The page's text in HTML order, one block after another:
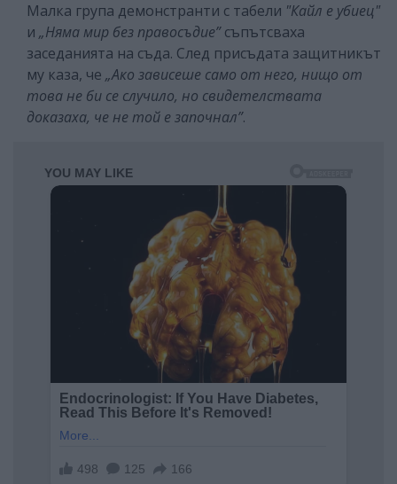
Малка група демонстранти с табели "Кайл е убиец"
и „Няма мир без правосъдие”съпътсваха
заседанията на съда. След присъдата защитникът
му каза, че „Ако зависеше само от него, нищо от
това не би се случило, но свидетелствата
доказаха, че не той е започнал”.